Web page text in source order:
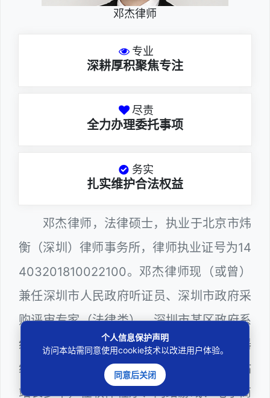
邓杰律师
专业
深耕厚积聚焦专注
尽责
全力办理委托事项
务实
扎实维护合法权益
邓杰律师，法律硕士，执业于北京市炜
衡（深圳）律师事务所，律师执业证号为14
403201810022100。邓杰律师现（或曾）
兼任深圳市人民政府听证员、深圳市政府采
购评审专家（法律类），深圳市某区政府系
统公职律师、WEB前端开发和 WEB服务器
维护工程师、计算机信息网络安全员和网站
站长多年，在软件程序、网络游戏、电子商
个人信息保护声明
访问本站需同意使用cookie技术以改进用户体验。
同意后关闭